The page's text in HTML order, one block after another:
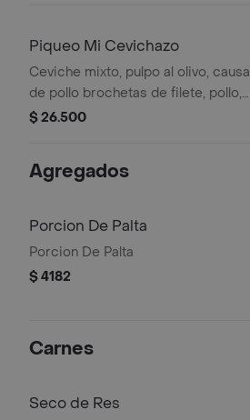
Piqueo Mi Cevichazo
Ceviche mixto, pulpo al olivo, causa
de pollo brochetas de filete, pollo,
pescado y jalea mixta.
$ 26.500
Agregados
Porcion De Palta
Porcion De Palta
$ 4182
Carnes
Seco de Res